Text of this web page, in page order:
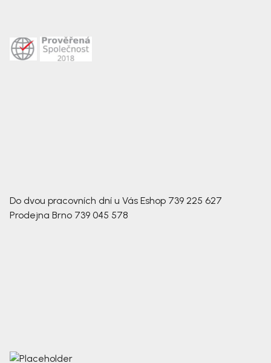
Do dvou pracovních dní u Vás Eshop 739 225 627
Prodejna Brno 739 045 578